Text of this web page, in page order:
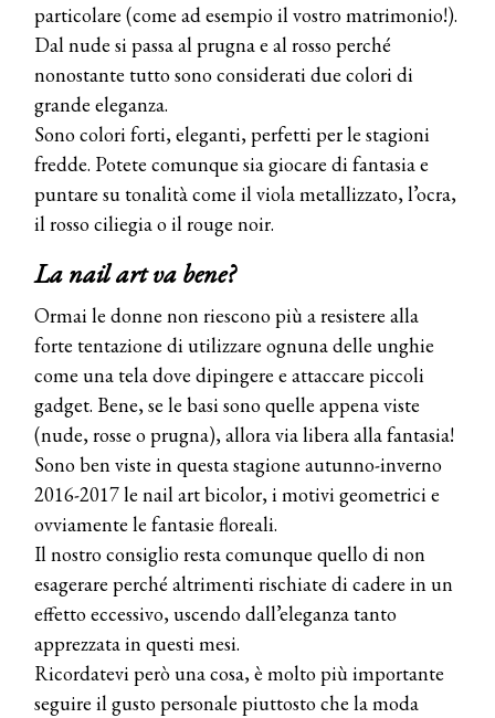
particolare (come ad esempio il vostro matrimonio!).
Dal nude si passa al prugna e al rosso perché
nonostante tutto sono considerati due colori di
grande eleganza.
Sono colori forti, eleganti, perfetti per le stagioni
fredde. Potete comunque sia giocare di fantasia e
puntare su tonalità come il viola metallizzato, l’ocra,
il rosso ciliegia o il rouge noir.
La nail art va bene?
Ormai le donne non riescono più a resistere alla
forte tentazione di utilizzare ognuna delle unghie
come una tela dove dipingere e attaccare piccoli
gadget. Bene, se le basi sono quelle appena viste
(nude, rosse o prugna), allora via libera alla fantasia!
Sono ben viste in questa stagione autunno-inverno
2016-2017 le nail art bicolor, i motivi geometrici e
ovviamente le fantasie floreali.
Il nostro consiglio resta comunque quello di non
esagerare perché altrimenti rischiate di cadere in un
effetto eccessivo, uscendo dall’eleganza tanto
apprezzata in questi mesi.
Ricordatevi però una cosa, è molto più importante
seguire il gusto personale piuttosto che la moda